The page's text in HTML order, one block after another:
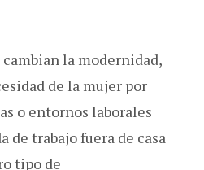
la modernidad,
de la mujer por
o entornos laborales
de trabajo fuera de casa
tipo de